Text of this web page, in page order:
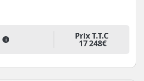
i Prix T.T.C
17 248€